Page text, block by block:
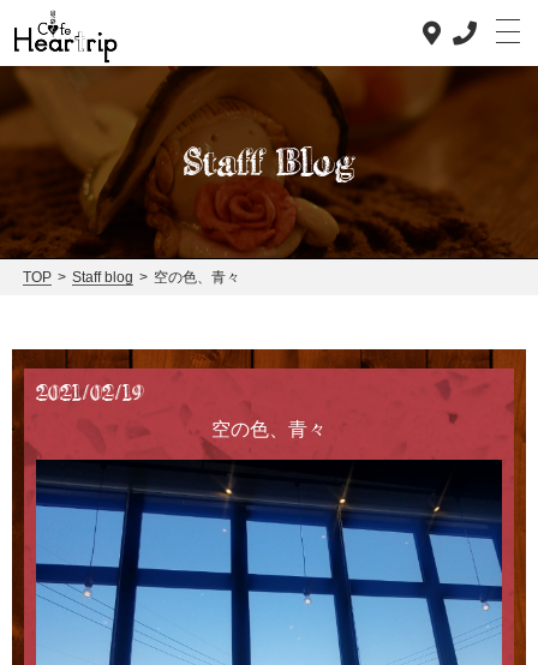
Top
Concept
Dinner
News
Staff blog
Access
Staff Blog
TOP > Staff blog > 空の色、青々
2021/02/19
空の色、青々